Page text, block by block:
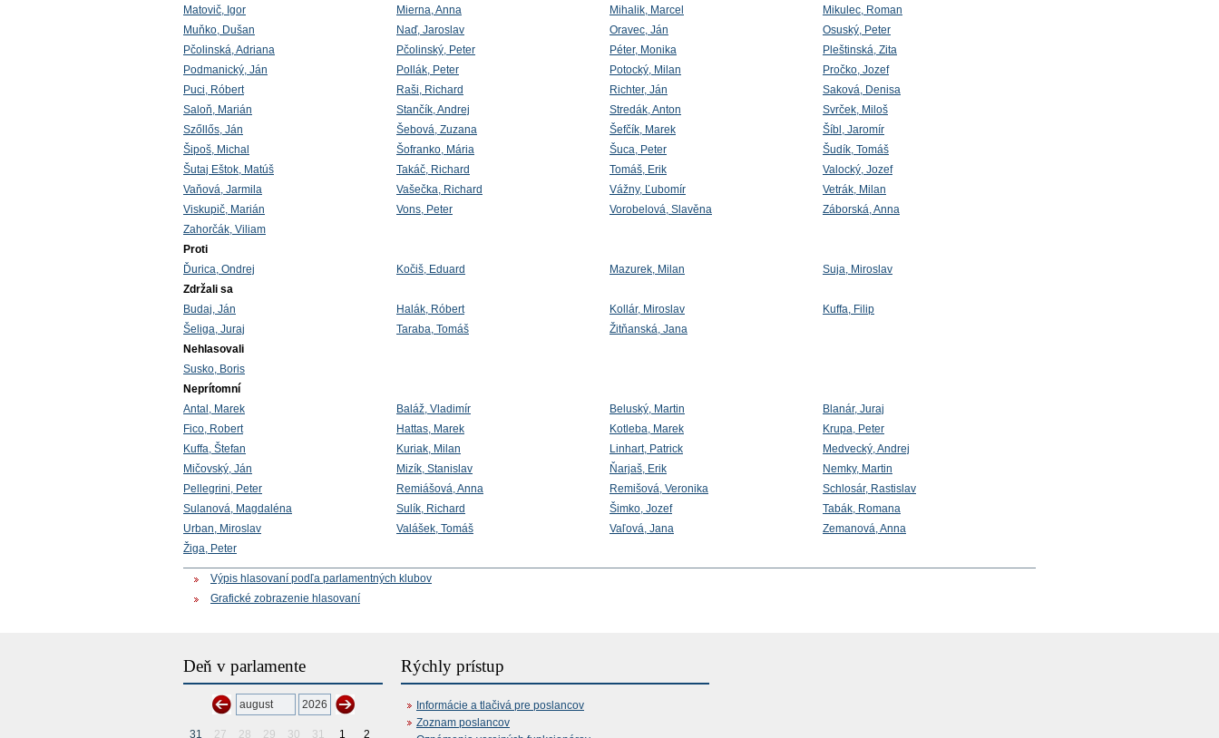
Matovič, Igor
Mierna, Anna Mihalik, Marcel
Mikulec, Roman
Muňko, Dušan
Naď, Jaroslav Oravec, Ján
Osuský, Peter
Pčolinská, Adriana
Pčolinský, Peter Péter, Monika
Pleštinská, Zita
Podmanický, Ján
Pollák, Peter Potocký, Milan
Pročko, Jozef
Puci, Róbert
Raši, Richard Richter, Ján
Saková, Denisa
Saloň, Marián
Stančík, Andrej Stredák, Anton
Svrček, Miloš
Szőllős, Ján
Šebová, Zuzana Šefčík, Marek
Šíbl, Jaromír
Šipoš, Michal
Šofranko, Mária Šuca, Peter
Šudík, Tomáš
Šutaj Eštok, Matúš
Takáč, Richard Tomáš, Erik
Valocký, Jozef
Vaňová, Jarmila
Vašečka, Richard Vážny, Ľubomír
Vetrák, Milan
Viskupič, Marián
Vons, Peter Vorobelová, Slavěna
Záborská, Anna
Zahorčák, Viliam
Proti
Ďurica, Ondrej
Kočiš, Eduard Mazurek, Milan
Suja, Miroslav
Zdržali sa
Budaj, Ján
Halák, Róbert Kollár, Miroslav
Kuffa, Filip
Šeliga, Juraj
Taraba, Tomáš
Žitňanská, Jana
Nehlasovali
Susko, Boris
Neprítomní
Antal, Marek
Baláž, Vladimír Beluský, Martin
Blanár, Juraj
Fico, Robert
Hattas, Marek Kotleba, Marek
Krupa, Peter
Kuffa, Štefan
Kuriak, Milan Linhart, Patrick
Medvecký, Andrej
Mičovský, Ján
Mizík, Stanislav Ňarjaš, Erik
Nemky, Martin
Pellegrini, Peter
Remiášová, Anna Remišová, Veronika
Schlosár, Rastislav
Sulanová, Magdaléna
Sulík, Richard Šimko, Jozef
Tabák, Romana
Urban, Miroslav
Valášek, Tomáš Vaľová, Jana
Zemanová, Anna
Žiga, Peter
Výpis hlasovaní podľa parlamentných klubov
Grafické zobrazenie hlasovaní
Deň v parlamente
31 27 28 29 30 31 1 2
Rýchly prístup
Informácie a tlačivá pre poslancov
Zoznam poslancov